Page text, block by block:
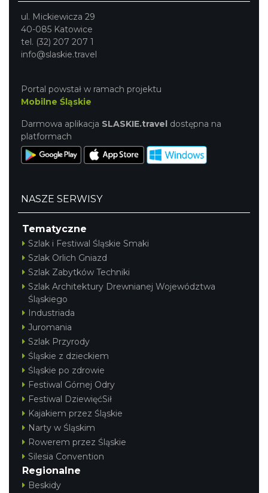
ul. Mickiewicza 29
40-085 Katowice
tel. (32) 207 207 1
info@slaskie.travel
Portal powstał w ramach projektu
Mobilne Śląskie
Darmowa aplikacja SLASKIE.travel dostępna na
platformach
NASZE SERWISY
Tematyczne
Szlak i Festiwal Śląskie Smaki
Szlak Orlich Gniazd
Szlak Zabytków Techniki
Szlak Architektury Drewnianej Województwa
Śląskiego
Industriada
Juromania
Szlak Przyrody
Śląskie z dzieckiem
Śląskie po zdrowie
Festiwal Górnej Odry
Festiwal DziewięćSił
Kajakiem przez Śląskie
Narty w Śląskim
Rowerem przez Śląskie
Silesia Convention
Regionalne
Beskidy